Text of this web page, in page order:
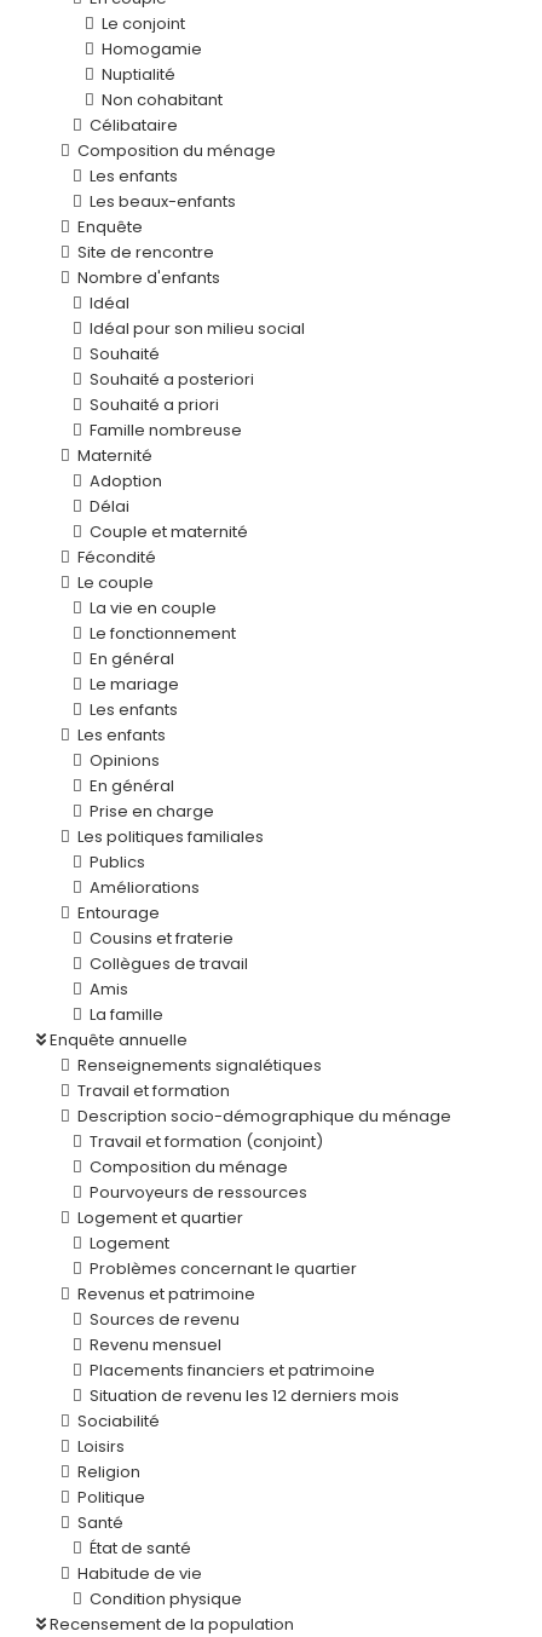
Le conjoint
Homogamie
Nuptialité
Non cohabitant
Célibataire
Composition du ménage
Les enfants
Les beaux-enfants
Enquête
Site de rencontre
Nombre d'enfants
Idéal
Idéal pour son milieu social
Souhaité
Souhaité a posteriori
Souhaité a priori
Famille nombreuse
Maternité
Adoption
Délai
Couple et maternité
Fécondité
Le couple
La vie en couple
Le fonctionnement
En général
Le mariage
Les enfants
Les enfants
Opinions
En général
Prise en charge
Les politiques familiales
Publics
Améliorations
Entourage
Cousins et fraterie
Collègues de travail
Amis
La famille
Enquête annuelle
Renseignements signalétiques
Travail et formation
Description socio-démographique du ménage
Travail et formation (conjoint)
Composition du ménage
Pourvoyeurs de ressources
Logement et quartier
Logement
Problèmes concernant le quartier
Revenus et patrimoine
Sources de revenu
Revenu mensuel
Placements financiers et patrimoine
Situation de revenu les 12 derniers mois
Sociabilité
Loisirs
Religion
Politique
Santé
État de santé
Habitude de vie
Condition physique
Recensement de la population